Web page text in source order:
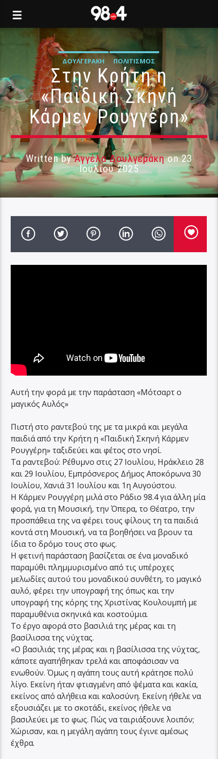
ΔΟΥΛΓΕΡΆΚΗ ΠΟΛΙΤΙΣΜΌΣ
Στην Κρήτη η
«Παιδική Σκηνή
Κάρμεν Ρουγγέρη»
Written byΑγγέλα Δουλγεράκηon 23
Ιουλίου 2025
Αυτή την φορά με την παράσταση «Μότσαρτ ο
μαγικός Αυλός»
Πιστή στο ραντεβού της με τα μικρά και μεγάλα
παιδιά από την Κρήτη η «Παιδική Σκηνή Κάρμεν
Ρουγγέρη» ταξιδεύει και φέτος στο νησί.
Τα ραντεβού: Ρέθυμνο στις 27 Ιουλίου, Ηράκλειο 28
και 29 Ιουλίου, Εμπρόσνερος Δήμος Αποκόρωνα 30
Ιουλίου, Χανιά 31 Ιουλίου και 1η Αυγούστου.
Η Κάρμεν Ρουγγέρη μιλά στο Ράδιο 98.4 για άλλη μία
φορά, για τη Μουσική, την Όπερα, το Θέατρο, την
προσπάθεια της να φέρει τους φίλους τη τα παιδιά
κοντά στη Μουσική, να τα βοηθήσει να βρουν τα
ίδια το δρόμο τους στο φως.
Η φετινή παράσταση βασίζεται σε ένα μοναδικό
παραμύθι πλημμυρισμένο από τις υπέροχες
μελωδίες αυτού του μοναδικού συνθέτη, το μαγικό
αυλό, φέρει την υπογραφή της όπως και την
υπογραφή της κόρης της Χριστίνας Κουλουμπή με
παραμυθένια σκηνικά και κοστούμια.
Το έργο αφορά στο βασιλιά της μέρας και τη
βασίλισσα της νύχτας.
«Ο βασιλιάς της μέρας και η βασίλισσα της νύχτας,
κάποτε αγαπήθηκαν τρελά και αποφάσισαν να
ενωθούν. Όμως η αγάπη τους αυτή κράτησε πολύ
λίγο. Εκείνη ήταν φτιαγμένη από ψέματα και κακία,
εκείνος από αλήθεια και καλοσύνη. Εκείνη ήθελε να
εξουσιάζει με το σκοτάδι, εκείνος ήθελε να
βασιλεύει με το φως. Πώς να ταιριάξουνε λοιπόν;
Χώρισαν, και η μεγάλη αγάπη τους έγινε αμέσως
έχθρα.